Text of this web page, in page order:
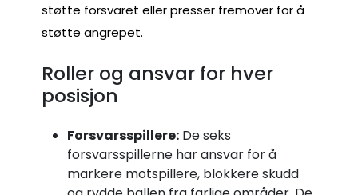
støtte forsvaret eller presser fremover for å
støtte angrepet.
Roller og ansvar for hver
posisjon
Forsvarsspillere: De seks
forsvarsspillerne har ansvar for å
markere motspillere, blokkere skudd